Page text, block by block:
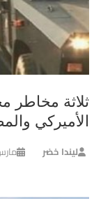
ثلاثة مخاطر
الأميركي
ليندا خضر مارس 25,